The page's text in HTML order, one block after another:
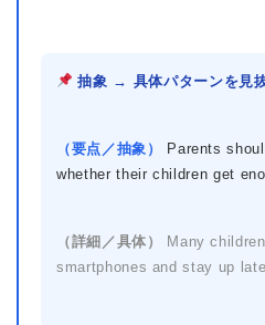
抽象 → 具体パターンを見
（要点／抽象）
Parents
whether their children get
（詳細／具体）
Many
smartphones and stay up